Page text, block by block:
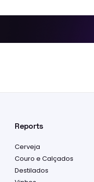
Reports
Cerveja
Couro e Calçados
Destilados